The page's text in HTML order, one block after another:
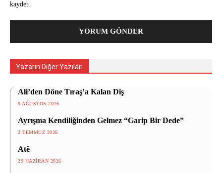
kaydet.
Yazarın Diğer Yazıları
Ali’den Döne Tıraş’a Kalan Diş
9 AĞUSTOS 2026
Ayrışma Kendiliğinden Gelmez “Garip Bir Dede”
2 TEMMUZ 2026
Atê
29 HAZIRAN 2026